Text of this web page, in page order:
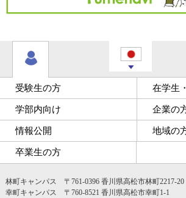
受験生の方 在学生
学部内向け 企業の
情報公開 地域の
卒業生の方
林町キャンパス 〒761-0396 香川県高松市林町2217-20
幸町キャンパス 〒760-8521 香川県高松市幸町1-1